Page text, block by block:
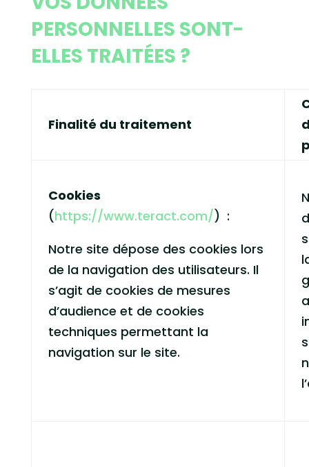
PERSONNELLES SONT-
ELLES TRAITÉES ?
Finalité du traitement
Cookies
(https://www.teract.com/) :
Notre site dépose des cookies lors
de la navigation des utilisateurs. Il
s’agit de cookies de mesures
d’audience et de cookies
techniques permettant la
navigation sur le site.